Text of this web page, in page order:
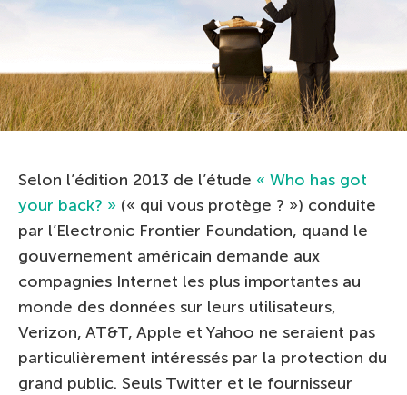
Selon l’édition 2013 de l’étude « Who has got
your back? » (« qui vous protège ? ») conduite
par l’Electronic Frontier Foundation, quand le
gouvernement américain demande aux
compagnies Internet les plus importantes au
monde des données sur leurs utilisateurs,
Verizon, AT&T, Apple et Yahoo ne seraient pas
particulièrement intéressés par la protection du
grand public. Seuls Twitter et le fournisseur